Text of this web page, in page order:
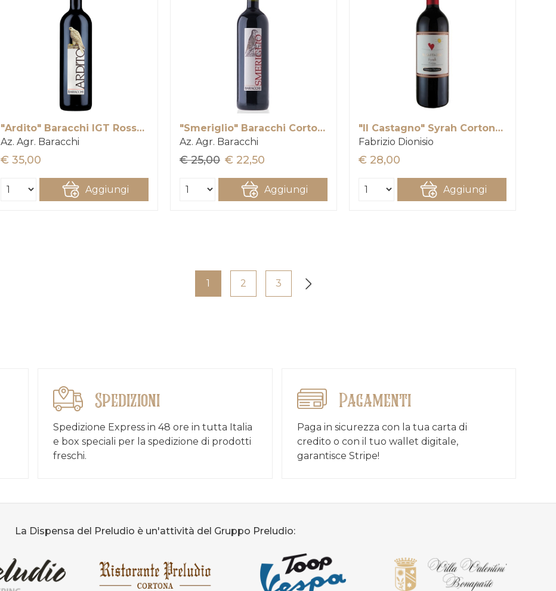
"Ardito" Baracchi IGT Rosso Toscana
Az. Agr. Baracchi
€ 35,00
Aggiungi
"Smeriglio" Baracchi Cortona DOC
Az. Agr. Baracchi
€ 25,00 € 22,50
Aggiungi
"Il Castagno" Syrah Cortona Doc
Fabrizio Dionisio
€ 28,00
Aggiungi
1 2 3
Spedizioni
Spedizione Express in 48 ore in tutta Italia
e box speciali per la spedizione di prodotti
freschi.
Pagamenti
Paga in sicurezza con la tua carta di
credito o con il tuo wallet digitale,
garantisce Stripe!
La Dispensa del Preludio è un'attività del Gruppo Preludio: